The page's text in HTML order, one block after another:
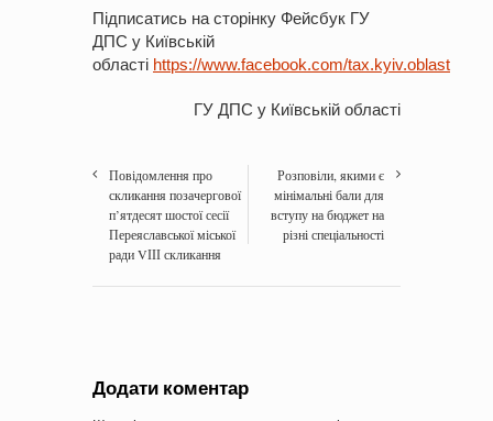
Підписатись на сторінку Фейсбук ГУ
ДПС у Київській
області https://www.facebook.com/tax.kyiv.oblast
ГУ ДПС у Київській області
Повідомлення про
скликання позачергової
п’ятдесят шостої сесії
Переяславської міської
ради VІІІ скликання
Розповіли, якими є
мінімальні бали для
вступу на бюджет на
різні спеціальності
Додати коментар